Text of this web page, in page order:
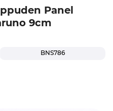
Panel
9cm
BNS786